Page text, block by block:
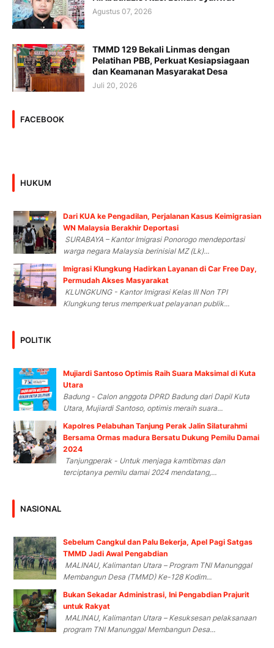
Agustus 07, 2026
TMMD 129 Bekali Linmas dengan
Pelatihan PBB, Perkuat Kesiapsiagaan
dan Keamanan Masyarakat Desa
Juli 20, 2026
FACEBOOK
HUKUM
Dari KUA ke Pengadilan, Perjalanan Kasus Keimigrasian
WN Malaysia Berakhir Deportasi
SURABAYA – Kantor Imigrasi Ponorogo mendeportasi
warga negara Malaysia berinisial MZ (Lk)...
Imigrasi Klungkung Hadirkan Layanan di Car Free Day,
Permudah Akses Masyarakat
KLUNGKUNG - Kantor Imigrasi Kelas III Non TPI
Klungkung terus memperkuat pelayanan publik...
POLITIK
Mujiardi Santoso Optimis Raih Suara Maksimal di Kuta
Utara
Badung - Calon anggota DPRD Badung dari Dapil Kuta
Utara, Mujiardi Santoso, optimis meraih suara...
Kapolres Pelabuhan Tanjung Perak Jalin Silaturahmi
Bersama Ormas madura Bersatu Dukung Pemilu Damai
2024
Tanjungperak - Untuk menjaga kamtibmas dan
terciptanya pemilu damai 2024 mendatang,...
NASIONAL
Sebelum Cangkul dan Palu Bekerja, Apel Pagi Satgas
TMMD Jadi Awal Pengabdian
MALINAU, Kalimantan Utara – Program TNI Manunggal
Membangun Desa (TMMD) Ke-128 Kodim...
Bukan Sekadar Administrasi, Ini Pengabdian Prajurit
untuk Rakyat
MALINAU, Kalimantan Utara – Kesuksesan pelaksanaan
program TNI Manunggal Membangun Desa...